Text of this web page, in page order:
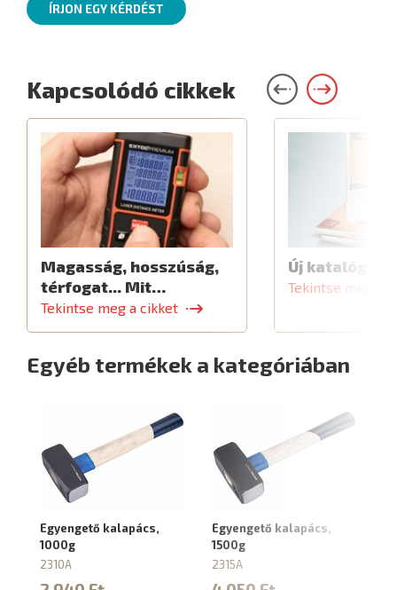
ÍRJON EGY KÉRDÉST
Kapcsolódó cikkek
Magasság, hosszúság,
térfogat... Mit…
Tekintse meg a cikket
Új katalógus
Tekintse meg a
Egyéb termékek a kategóriában
Egyengető kalapács,
1000g
2310A
Egyengető kalapács,
1500g
2315A